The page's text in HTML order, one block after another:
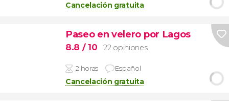
Cancelación gratuita
Paseo en velero por Lagos
8.8 / 10 22 opiniones
2 horas Español
Cancelación gratuita